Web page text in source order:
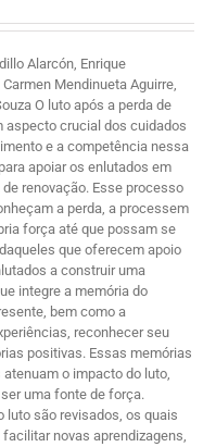
Alarcón, Enrique
Mendinueta Aguirre,
O luto após a perda de
aspecto crucial dos cuidados
e a competência nessa
apoiar os enlutados em
renovação. Esse processo
a perda, a processem
força até que possam se
que oferecem apoio
a construir uma
integre a memória do
bem como a
reconhecer seu
positivas. Essas memórias
o impacto do luto,
uma fonte de força.
luto são revisados, os quais
novas aprendizagens,